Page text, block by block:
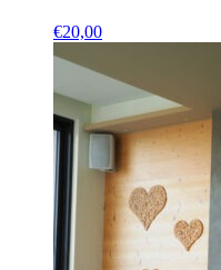
€20,00